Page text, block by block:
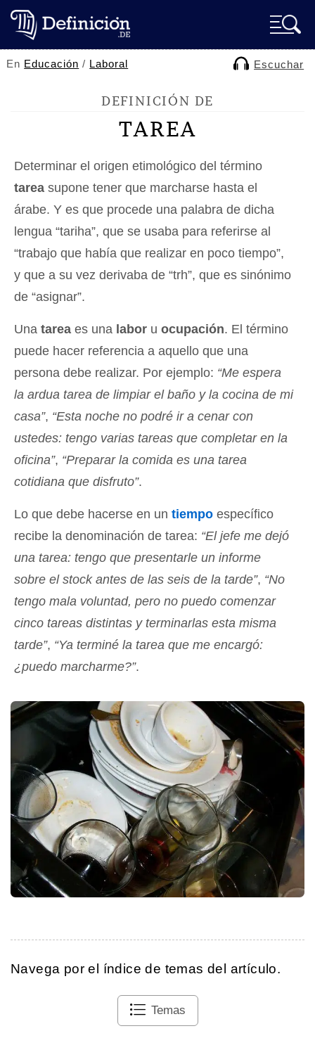
En Educación / Laboral Escuchar
DEFINICIÓN DE
TAREA
Determinar el origen etimológico del término
tarea supone tener que marcharse hasta el
árabe. Y es que procede una palabra de dicha
lengua “tariha”, que se usaba para referirse al
“trabajo que había que realizar en poco tiempo”,
y que a su vez derivaba de “trh”, que es sinónimo
de “asignar”.
Una tarea es una labor u ocupación. El término
puede hacer referencia a aquello que una
persona debe realizar. Por ejemplo: “Me espera
la ardua tarea de limpiar el baño y la cocina de mi
casa”, “Esta noche no podré ir a cenar con
ustedes: tengo varias tareas que completar en la
oficina”, “Preparar la comida es una tarea
cotidiana que disfruto”.
Lo que debe hacerse en un tiempo específico
recibe la denominación de tarea: “El jefe me dejó
una tarea: tengo que presentarle un informe
sobre el stock antes de las seis de la tarde”, “No
tengo mala voluntad, pero no puedo comenzar
cinco tareas distintas y terminarlas esta misma
tarde”, “Ya terminé la tarea que me encargó:
¿puedo marcharme?”.
Navega por el índice de temas del artículo.
Temas